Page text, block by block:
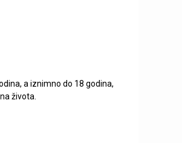
a iznimno do 18 godina,
života.